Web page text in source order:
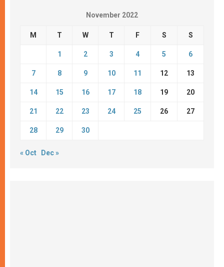
November 2022
M T W T F S S
1 2 3 4 5 6
7 8 9 10 11 12 13
14 15 16 17 18 19 20
21 22 23 24 25 26 27
28 29 30
« Oct Dec »